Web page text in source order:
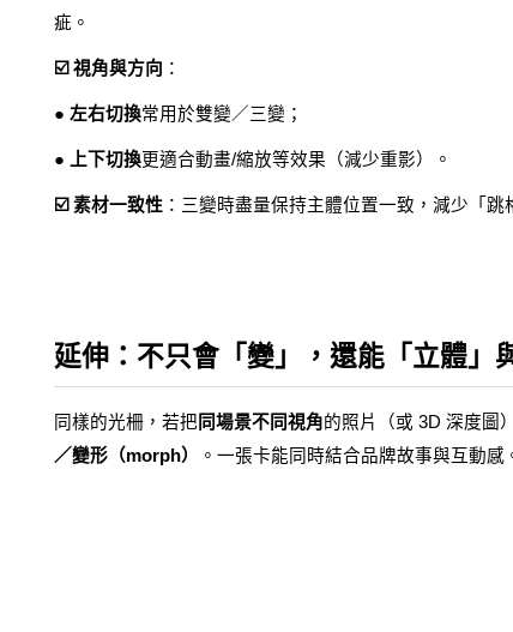
疵。
☑️ 視角與方向 ：
● 左右切換常用於雙變／三變；
● 上下切換更適合動畫/縮放等效果（減少重影）。
☑️ 素材一致性 ：三變時盡量保持主體位置一致，減少「跳
延伸：不只會「變」，還能「立體」
同樣的光柵，若把同場景不同視角的照片（或 3D 深度圖
／變形（morph）
。一張卡能同時結合品牌故事與互動感